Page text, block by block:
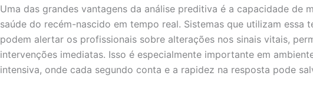
Uma das grandes vantagens da análise preditiva é a capacidade de
saúde do recém-nascido em tempo real. Sistemas que utilizam essa
podem alertar os profissionais sobre alterações nos sinais vitais,
intervenções imediatas. Isso é especialmente importante em
intensiva, onde cada segundo conta e a rapidez na resposta pode